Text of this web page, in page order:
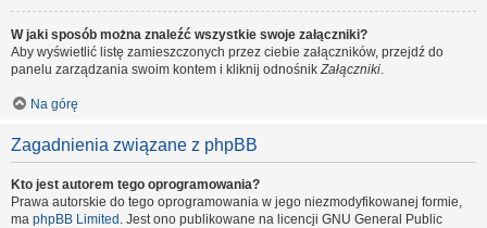
W jaki sposób można znaleźć wszystkie swoje załączniki?
Aby wyświetlić listę zamieszczonych przez ciebie załączników, przejdź do
panelu zarządzania swoim kontem i kliknij odnośnikZałączniki.
Na górę
Zagadnienia związane z phpBB
Kto jest autorem tego oprogramowania?
Prawa autorskie do tego oprogramowania w jego niezmodyfikowanej formie,
ma phpBB Limited . Jest ono publikowane na licencji GNU General Public